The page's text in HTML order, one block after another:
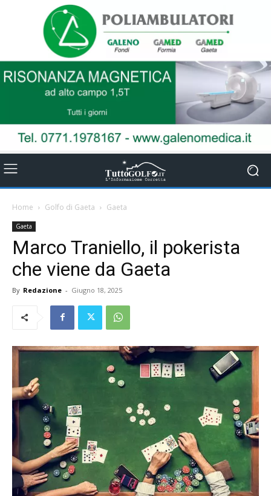
Home Golfo di Gaeta Gaeta
Gaeta
Marco Traniello, il pokerista
che viene da Gaeta
By Redazione - Giugno 18, 2025